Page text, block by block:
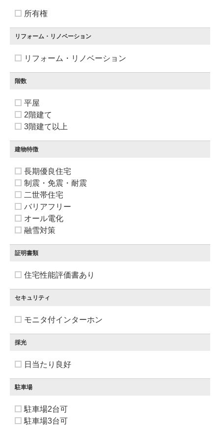
所有権
リフォーム・リノベーション
リフォーム・リノベーション
階数
平屋
2階建て
3階建て以上
建物特徴
長期優良住宅
制震・免震・耐震
二世帯住宅
バリアフリー
オール電化
融雪対策
証明書類
住宅性能評価書あり
セキュリティ
モニタ付インターホン
採光
日当たり良好
駐車場
駐車場2台可
駐車場3台可